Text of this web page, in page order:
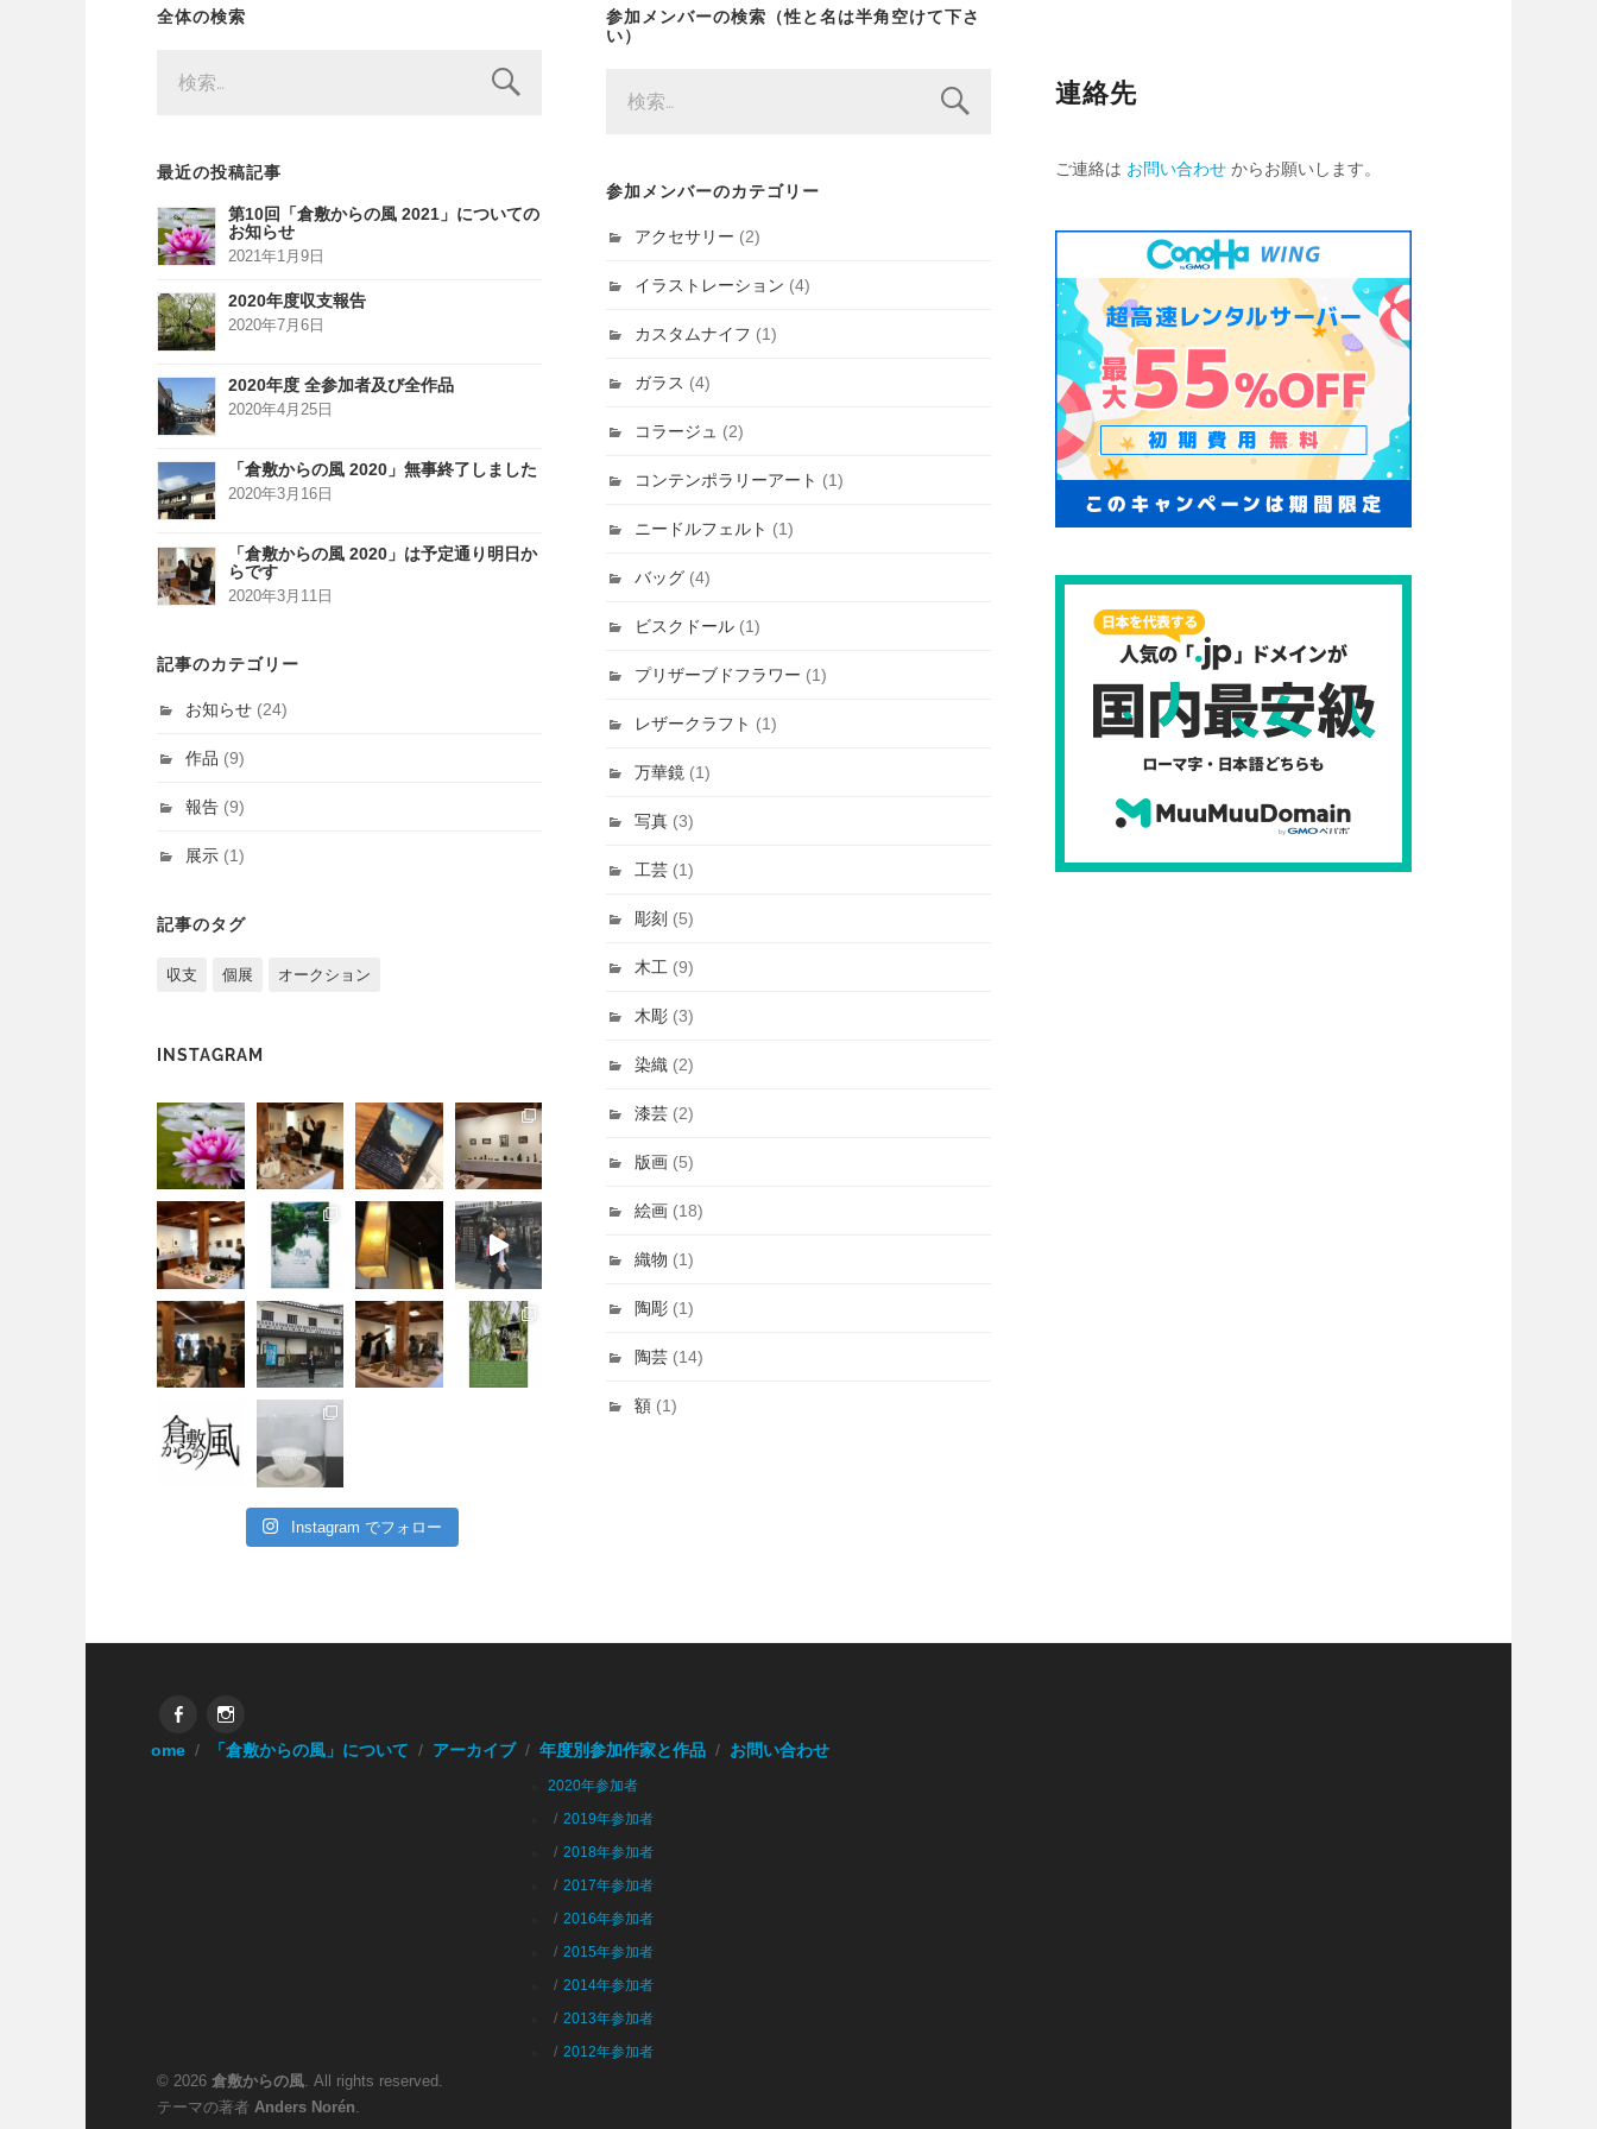
全体の検索
最近の投稿記事
第10回「倉敷からの風 2021」についての
お知らせ
2021年1月9日
2020年度収支報告
2020年7月6日
2020年度 全参加者及び全作品
2020年4月25日
「倉敷からの風 2020」無事終了しました
2020年3月16日
「倉敷からの風 2020」は予定通り明日か
らです
2020年3月11日
記事のカテゴリー
お知らせ (24)
作品 (9)
報告 (9)
展示 (1)
記事のタグ
収支 個展 オークション
INSTAGRAM
Instagram でフォロー
参加メンバーの検索（性と名は半角空けて下さ
い）
参加メンバーのカテゴリー
アクセサリー (2)
イラストレーション (4)
カスタムナイフ (1)
ガラス (4)
コラージュ (2)
コンテンポラリーアート (1)
ニードルフェルト (1)
バッグ (4)
ビスクドール (1)
プリザーブドフラワー (1)
レザークラフト (1)
万華鏡 (1)
写真 (3)
工芸 (1)
彫刻 (5)
木工 (9)
木彫 (3)
染織 (2)
漆芸 (2)
版画 (5)
絵画 (18)
織物 (1)
陶彫 (1)
陶芸 (14)
額 (1)
連絡先
ご連絡は お問い合わせ からお願いします。
FacebookInstagram
Home 「倉敷からの風」について アーカイブ 年度別参加作家と作品
2020年参加者
2019年参加者
2018年参加者
2017年参加者
2016年参加者
2015年参加者
2014年参加者
2013年参加者
2012年参加者
お問い合わせ
© 2026 倉敷からの風. All rights reserved.
テーマの著者 Anders Norén.